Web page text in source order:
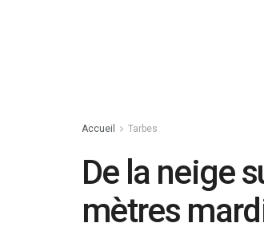
Accueil Tarbes
De la neige
mètres